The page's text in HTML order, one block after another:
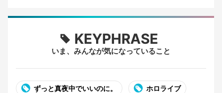
KEYPHRASE
いま、みんなが気になっていること
ずっと真夜中でいいのに。 ホロライブ